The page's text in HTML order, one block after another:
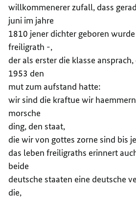
willkommenerer zufall, dass
juni im jahre
1810 jener dichter geboren
freiligrath -,
der als erster die klasse
1953 den
mut zum aufstand hatte:
wir sind die kraftue wir
morsche
ding, den staat,
die wir von gottes zorne sind bis
das leben freiligraths erinnert
beide
deutsche staaten eine deutsche
die,